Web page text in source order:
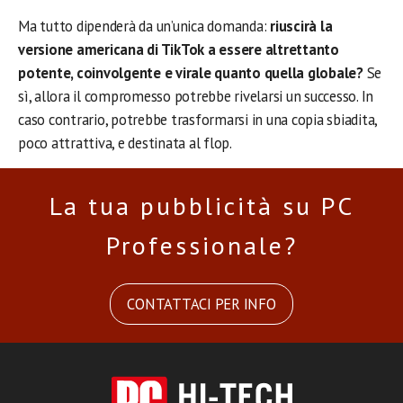
Ma tutto dipenderà da un’unica domanda: riuscirà la
versione americana di TikTok a essere altrettanto
potente, coinvolgente e virale quanto quella globale?Se
sì, allora il compromesso potrebbe rivelarsi un successo. In
caso contrario, potrebbe trasformarsi in una copia sbiadita,
poco attrattiva, e destinata al flop.
La tua pubblicità su PC
Professionale?
CONTATTACI PER INFO